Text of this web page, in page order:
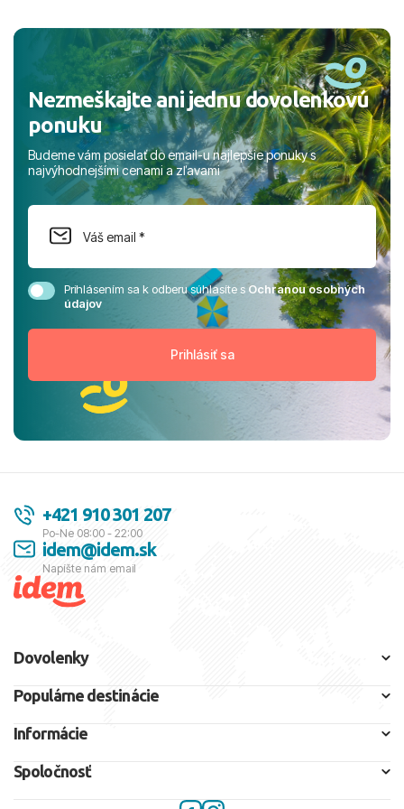
Nezmeškajte ani jednu dovolenkovú
ponuku
Budeme vám posielať do email-u najlepšie ponuky s
najvýhodnejšími cenami a zľavami
Prihlásením sa k odberu súhlasíte sOchranou osobných
údajov
+421 910 301 207
Po-Ne 08:00 - 22:00
idem@idem.sk
Napíšte nám email
Dovolenky
Populárne destinácie
Informácie
Spoločnosť